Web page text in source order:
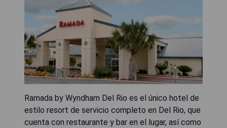
Ramada by Wyndham Del Rio es el único hotel de
estilo resort de servicio completo en Del Rio, que
cuenta con restaurante y bar en el lugar, así como